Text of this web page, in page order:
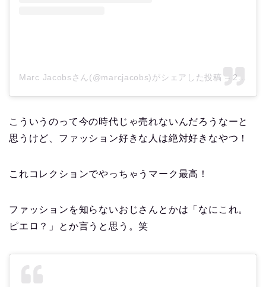
Marc Jacobsさん(@marcjacobs)がシェアした投稿 – 2018年 9月月12日午後8時24分PDT
こういうのって今の時代じゃ売れないんだろうなーと
思うけど、ファッション好きな人は絶対好きなやつ！
これコレクションでやっちゃうマーク最高！
ファッションを知らないおじさんとかは「なにこれ。
ピエロ？」とか言うと思う。笑